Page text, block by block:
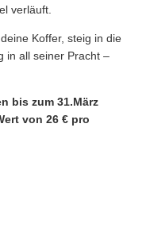
verläuft.
Koffer, steig in die
in all seiner Pracht –
bis zum 31.März
von 26 € pro